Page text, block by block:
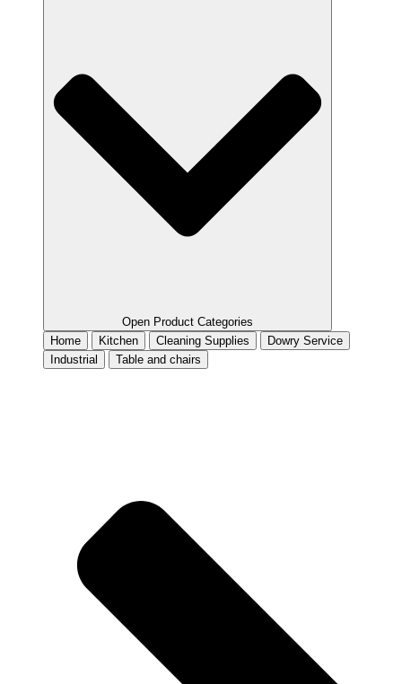
Open Product Categories
Home
Kitchen Cleaning Supplies
Dowry Service
Industrial
Table and chairs